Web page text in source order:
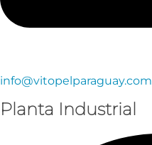
info@vitopelparaguay.com
Planta Industrial